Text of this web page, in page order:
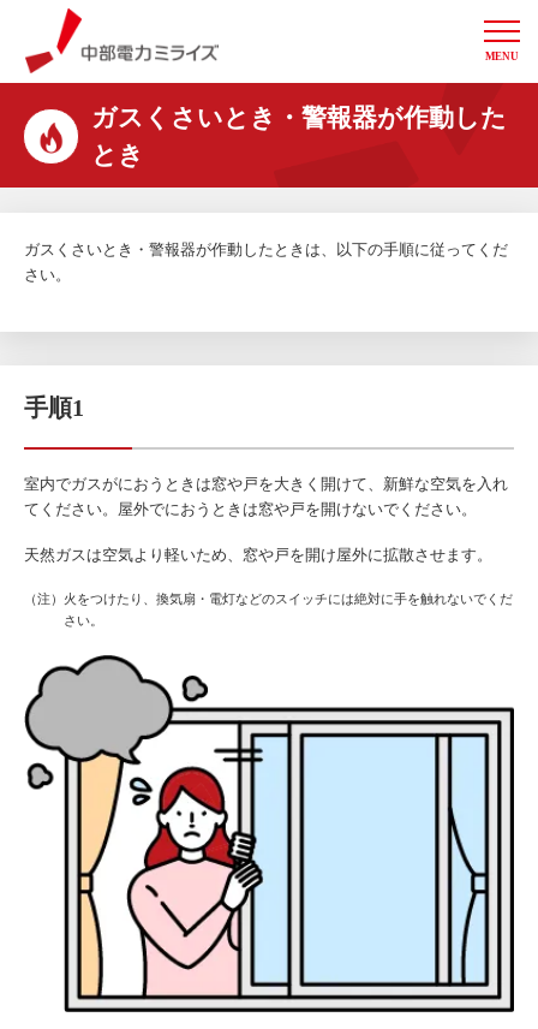
中部電力ミライズ
MENU
ガスくさいとき・警報器が作動した
とき
ガスくさいとき・警報器が作動したときは、以下の手順に従ってくだ
さい。
手順1
室内でガスがにおうときは窓や戸を大きく開けて、新鮮な空気を入れ
てください。屋外でにおうときは窓や戸を開けないでください。
天然ガスは空気より軽いため、窓や戸を開け屋外に拡散させます。
（注）火をつけたり、換気扇・電灯などのスイッチには絶対に手を触れないでくだ
さい。